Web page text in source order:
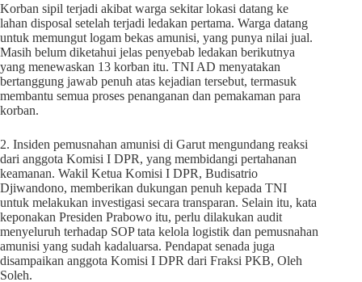
Korban sipil terjadi akibat warga sekitar lokasi datang ke
lahan disposal setelah terjadi ledakan pertama. Warga datang
untuk memungut logam bekas amunisi, yang punya nilai jual.
Masih belum diketahui jelas penyebab ledakan berikutnya
yang menewaskan 13 korban itu. TNI AD menyatakan
bertanggung jawab penuh atas kejadian tersebut, termasuk
membantu semua proses penanganan dan pemakaman para
korban.
2. Insiden pemusnahan amunisi di Garut mengundang reaksi
dari anggota Komisi I DPR, yang membidangi pertahanan
keamanan. Wakil Ketua Komisi I DPR, Budisatrio
Djiwandono, memberikan dukungan penuh kepada TNI
untuk melakukan investigasi secara transparan. Selain itu, kata
keponakan Presiden Prabowo itu, perlu dilakukan audit
menyeluruh terhadap SOP tata kelola logistik dan pemusnahan
amunisi yang sudah kadaluarsa. Pendapat senada juga
disampaikan anggota Komisi I DPR dari Fraksi PKB, Oleh
Soleh.